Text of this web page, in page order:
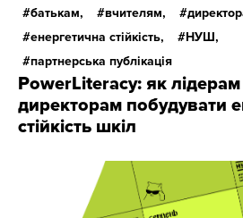
батькам, вчителям,
енергетична стійкість,
НУШ,
партнерська публікація
PowerLiteracy: як
директорам побудувати
стійкість шкіл